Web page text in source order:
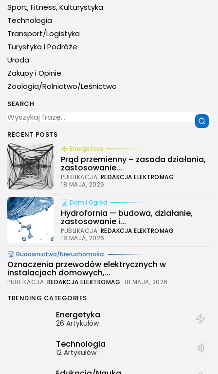
Treści umieszczone na stronie chronione są
prawem autorskim.
Sport, Fitness, Kulturystyka
Technologia
Transport/Logistyka
Turystyka i Podróże
Uroda
Zakupy i Opinie
Zoologia/Rolnictwo/Leśnictwo
SEARCH
RECENT POSTS
Energetyka
Prąd przemienny – zasada działania,
zastosowanie...
PUBLIKACJA: REDAKCJA ELEKTROMAG
18 MAJA, 2026
Dom i Ogród
Hydrofornia — budowa, działanie,
zastosowanie i...
PUBLIKACJA: REDAKCJA ELEKTROMAG
18 MAJA, 2026
Budownictwo/Nieruchomości
Oznaczenia przewodów elektrycznych w
instalacjach domowych,...
PUBLIKACJA: REDAKCJA ELEKTROMAG 18 MAJA, 2026
TRENDING CATEGORIES
Energetyka
26 Artykułów
Technologia
12 Artykułów